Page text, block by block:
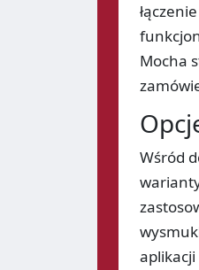
Mocha
Wśród